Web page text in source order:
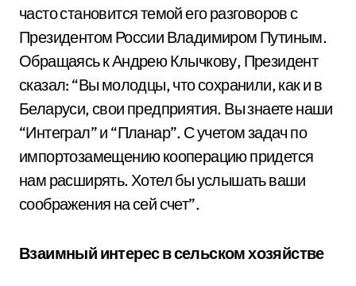
часто становится темой его разговоров с
Президентом России Владимиром Путиным.
Обращаясь к Андрею Клычкову, Президент
сказал: “Вы молодцы, что сохранили, как и в
Беларуси, свои предприятия. Вы знаете наши
“Интеграл” и “Планар”. С учетом задач по
импортозамещению кооперацию придется
нам расширять. Хотел бы услышать ваши
соображения на сей счет”.
Взаимный интерес в сельском хозяйстве